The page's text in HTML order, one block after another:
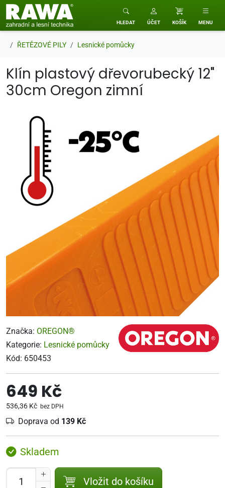
RAWA zahradní a lesní technika
HLEDAT ÚČET KOŠÍK MENU
ŘETĚZOVÉ PILY Lesnické pomůcky
Klín plastový dřevorubecký 12"
30cm Oregon zimní
Značka: OREGON®
Kategorie: Lesnické pomůcky
Kód: 650453
649 Kč
536,36 Kč bez DPH
Doprava od 139 Kč
Skladem
Vložit do košíku